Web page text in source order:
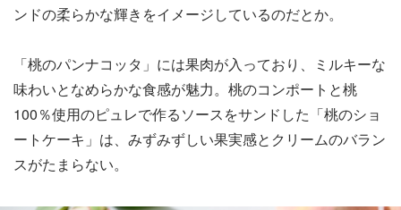
ンドの柔らかな輝きをイメージしているのだとか。
「桃のパンナコッタ」には果肉が入っており、ミルキーな
味わいとなめらかな食感が魅力。桃のコンポートと桃
100％使用のピュレで作るソースをサンドした「桃のショ
ートケーキ」は、みずみずしい果実感とクリームのバラン
スがたまらない。